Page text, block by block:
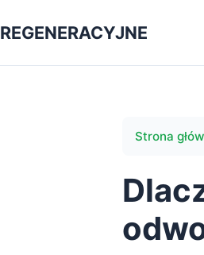
REGENERACYJNE
Strona